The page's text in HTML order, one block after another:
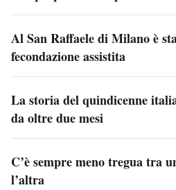
Al San Raffaele di Milano è
fecondazione assistita
La storia del quindicenne
da oltre due mesi
C’è sempre meno tregua tra
l’altra